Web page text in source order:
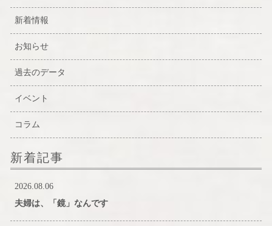
新着情報
お知らせ
過去のデータ
イベント
コラム
新着記事
2026.08.06
夫婦は、「鏡」なんです